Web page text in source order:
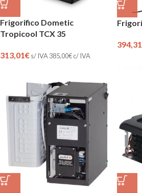
Frigorifico Dometic
Tropicool TCX 35
313,01€s/ IVA 385,00€c/ IVA
394,31